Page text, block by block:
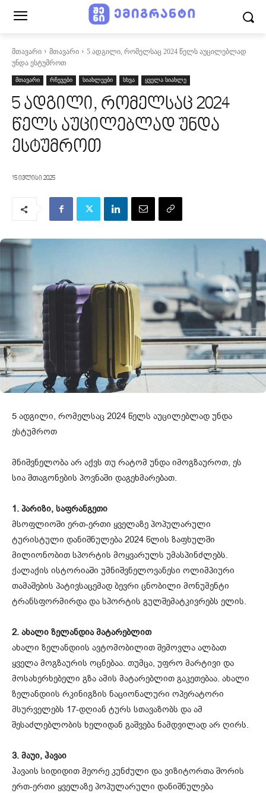
მთავარი მთავარი
5 ადგილი, რომელსაც 2024 წელს აუცილებლად
უნდა ესტუმროთ
მთავარი რჩევები სიახლეები სხვა ყველა სიახლე
5 ადგილი, რომელსაც 2024
წელს აუცილებლად უნდა
ესტუმროთ
15 ივლისი 2025
5 ადგილი, რომელსაც 2024 წელს აუცილებლად უნდა
ესტუმროთ
მნიშვნელობა არ აქვს თუ რატომ უნდა იმოგზაუროთ, ეს
სია შთაგონების პოვნაში დაგეხმარებათ.
1. პარიზი, საფრანგეთი
მსოფლიოში ერთ-ერთი ყველაზე პოპულარული
ტურისტული დანიშნულება 2024 წლის ზაფხულში
მილიონობით სპორტის მოყვარულს უმასპინძლებს.
ქალაქის ისტორიაში უმნიშვნელოვანესი ოლიმპიური
თამაშების პატივსაცემად ბევრი ცნობილი მონუმენტი
ტრანსფორმირდა და სპორტის გულშემატკივრებს ელის.
2. ახალი ზელანდია მატარებლით
ახალი ზელანდიის ავტომობილით შემოვლა ალბათ
ყველა მოგზაურის ოცნებაა. თუმცა, უფრო მარტივი და
მოსახერხებელი გზა ამის მატარებლით გაკეთებაა. ახალი
ზელანდიის რკინიგზის ნაციონალური ოპერატორი
მსურველებს 17-დღიან ტურს სთავაზობს და ამ
შესაძლებლობის ხელიდან გაშვება ნამდვილად არ ღირს.
3. მაუი, ჰავაი
ჰავაის სიდიდით მეორე კუნძული და ვიზიტორთა შორის
ერთ-ერთი ყველაზე პოპულარული დანიშნულება